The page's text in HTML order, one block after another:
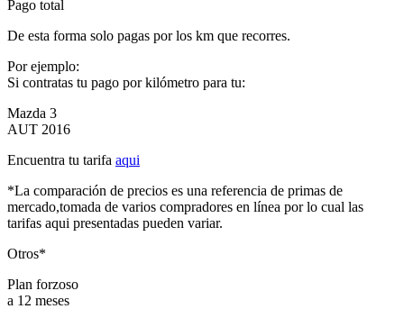
Pago total
De esta forma solo pagas por los km que recorres.
Por ejemplo:
Si contratas tu pago por kilómetro para tu:
Mazda 3
AUT 2016
Encuentra tu tarifa aqui
*La comparación de precios es una referencia de primas de
mercado,tomada de varios compradores en línea por lo cual las
tarifas aqui presentadas pueden variar.
Otros*
Plan forzoso
a 12 meses